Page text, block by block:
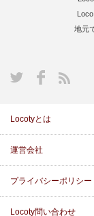
地元
Locotyとは
運営会社
プライバシーポリシー
Locoty問い合わせ